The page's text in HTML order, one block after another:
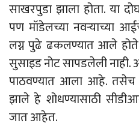
साखरपुडा झाला होता. या
पण मॉडेलच्या नवऱ्याच्या
लग्न पुढे ढकलण्यात आले होते.
सुसाइड नोट सापडलेली नाही.
पाठवण्यात आला आहे.
झाले हे शोधण्यासाठी
जात आहेत.